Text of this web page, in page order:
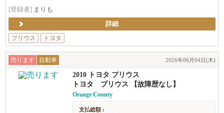
[登録者] まりも
詳細
プリウス
トヨタ
売ります 自動車 2026年06月04日(木)
2010 トヨタ プリウス
トヨタ プリウス 【故障歴なし】
Orange County
支払総額 :